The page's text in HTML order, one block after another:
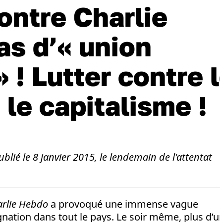
Charlie
d’« union
! Lutter contre
le capitalisme !
le 8 janvier 2015, le lendemain de l'attentat
Hebdo a provoqué une immense vague
dans tout le pays. Le soir même, plus